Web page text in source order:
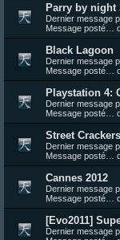
Parry by night
Dernier message
Message posté…
Black Lagoon
Dernier message
Message posté…
Playstation 4:
Dernier message
Message posté…
Street
Dernier message
Message posté…
Cannes 2012
Dernier message
Message posté…
[Evo2011]
Dernier message